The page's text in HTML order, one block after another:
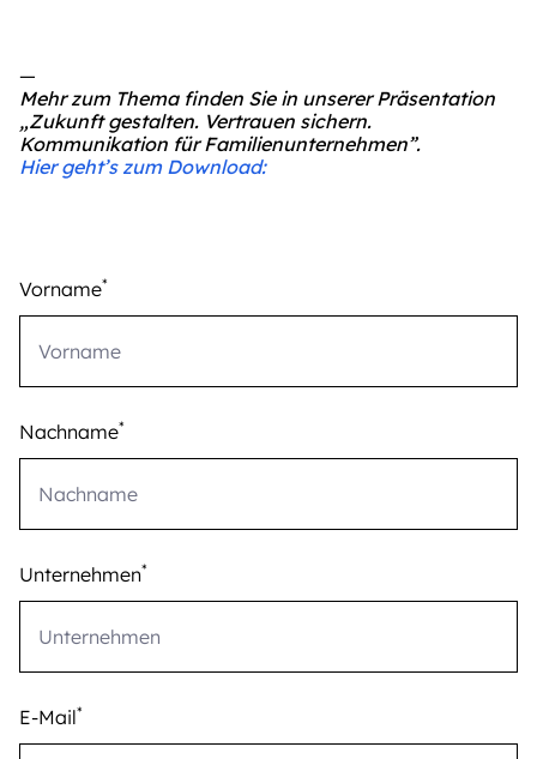
—
Mehr zum Thema finden Sie in unserer Präsentation
„Zukunft gestalten. Vertrauen sichern.
Kommunikation für Familienunternehmen”.
Hier geht’s zum Download:
Vorname*
Nachname*
Unternehmen*
E-Mail*